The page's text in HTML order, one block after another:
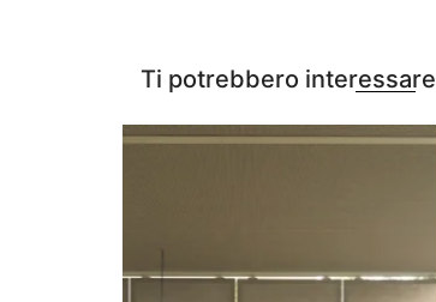
Ti potrebbero interessare